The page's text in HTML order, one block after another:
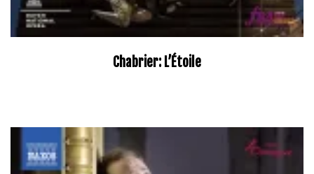
Chabrier: L’Étoile